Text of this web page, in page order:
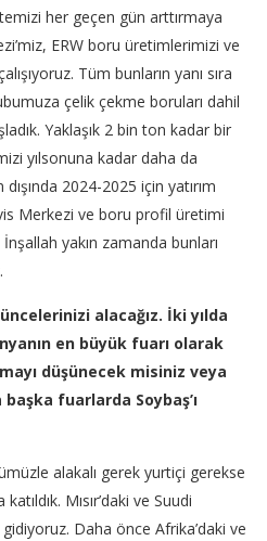
her geçen gün arttırmaya
ERW boru üretimlerimizi ve
Tüm bunların yanı sıra
çelik çekme boruları dahil
Yaklaşık 2 bin ton kadar bir
yılsonuna kadar daha da
2024-2025 için yatırım
Merkezi ve boru profil üretimi
yakın zamanda bunları
alacağız. İki yılda
en büyük fuarı olarak
düşünecek misiniz veya
başka fuarlarda Soybaş’ı
alakalı gerek yurtiçi gerekse
Mısır’daki ve Suudi
Daha önce Afrika’daki ve